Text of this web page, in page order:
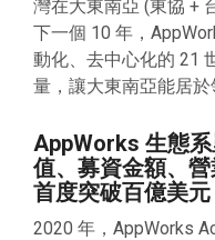
灣在大東南亞 (東協 +
下一個 10 年，
動化、去中心化的 21
量，讓大東南亞能居於
AppWorks 生態
值、募資金額、
首度突破百億美元
2020 年，AppWorks